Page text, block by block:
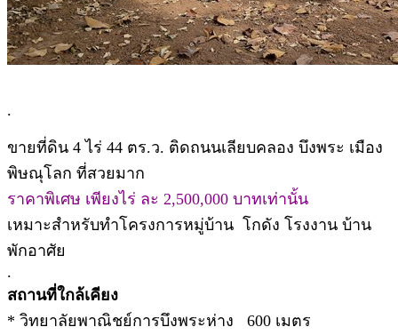
.
ขายที่ดิน 4 ไร่ 44 ตร.ว. ติดถนนเลียบคลอง บึงพระ เมือง
พิษณุโลก ที่สวยมาก
ราคาพิเศษ เพียงไร่ ละ 2,500,000 บาทเท่านั้น
เหมาะสำหรับทำโครงการหมู่บ้าน โกดัง โรงงาน บ้าน
พักอาศัย
.
สถานที่ใกล้เคียง
* วิทยาลัยพาณิชย์การบึงพระห่าง 600 เมตร